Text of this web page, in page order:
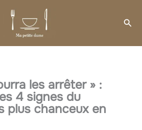
les arrêter » :
4 signes du
plus chanceux en